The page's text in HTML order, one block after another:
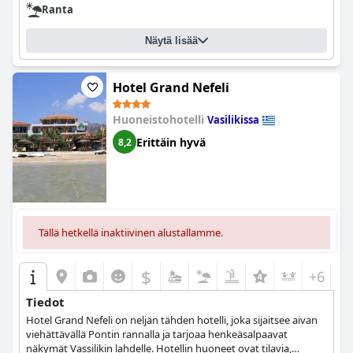
Ranta
Näytä lisää
Hotel Grand Nefeli
Huoneistohotelli Vasilikissa
8,2 Erittäin hyvä
Tällä hetkellä inaktiivinen alustallamme.
$ +6
Tiedot
Hotel Grand Nefeli on neljän tähden hotelli, joka sijaitsee aivan
viehättävällä Pontin rannalla ja tarjoaa henkeäsalpaavat
näkymät Vassilikin lahdelle. Hotellin huoneet ovat tilavia,